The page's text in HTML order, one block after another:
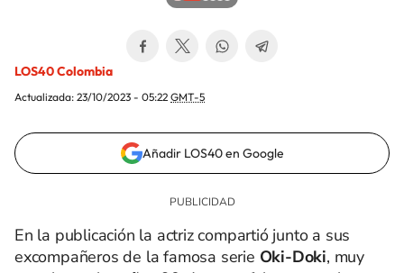
LOS40 Colombia
Actualizada: 23/10/2023 - 05:22 GMT-5
Añadir LOS40 en Google
En la publicación la actriz compartió junto a sus
excompañeros de la famosa serie Oki-Doki, muy